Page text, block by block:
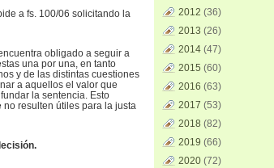
a fs. 100/06 solicitando la
obligado a seguir a
una por una, en tanto
y de las distintas cuestiones
a aquellos el valor que
la sentencia. Esto
resulten útiles para la justa
2012 (36)
2013 (26)
2014 (47)
2015 (60)
2016 (63)
2017 (53)
2018 (82)
2019 (66)
2020 (72)